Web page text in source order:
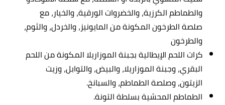
والطماطم الكرزية، والخضروات الورقية، والخيار، مع
صلصة الطرخون المكونة من المايونيز، والخردل، والثوم،
والطرخون
كرات اللحم الإيطالية بجبنة الموزاريلا المكونة من اللحم
البقري، وجبنة الموزاريلا، والبيض، والتوابل، وزيت
الزيتون، وصلصة الطماطم، والسبانخ.
الطماطم المحشية بسلطة التونة.